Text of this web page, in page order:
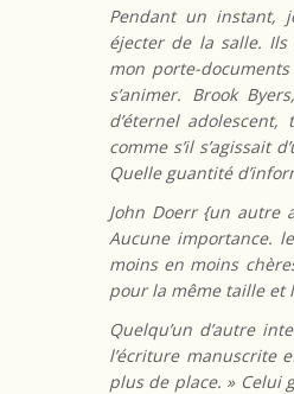
Pendant un instant,
éjecter de la salle.
mon porte-
s’animer. Brook
d’éternel
comme s’il s’agissait
Quelle guantité
John Doerr {un autre
Aucune importance.
moins en moins
pour la même taille et
Quelqu’un d’autre
l’écriture manuscrite
plus de place. » Celui